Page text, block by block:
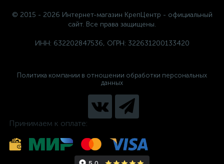
© 2015 - 2026 Интернет-магазин КрепЦентр - официальный
сайт. Все права защищены.
ИНН: 632202847536, ОГРН: 322631200133420
Политика компании в отношении обработки персональных
данных
Принимаем к оплате: